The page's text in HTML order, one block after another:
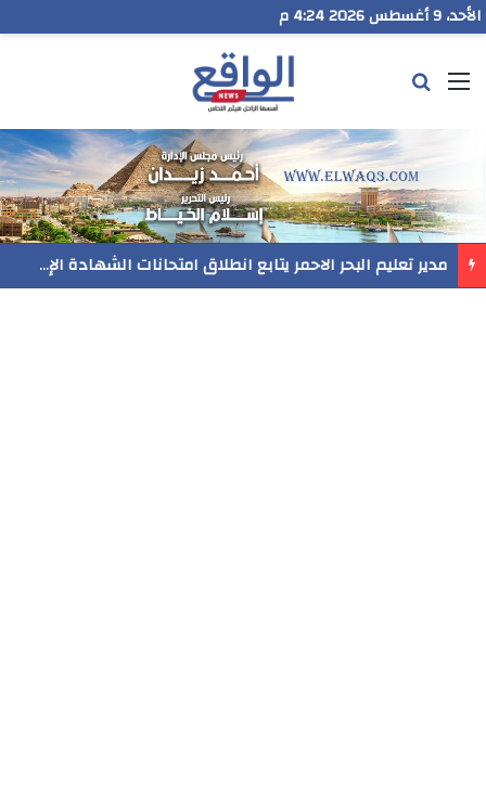
الأحد، 9 أغسطس 2026 4:24 م
القائمة
مدير تعليم البحر الاحمر يتابع انطلاق امتحانات الشهادة الإعدادية ويؤكد: الانضباط